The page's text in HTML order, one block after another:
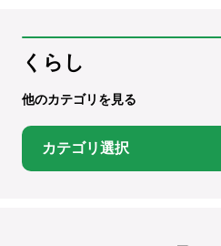
くらし
他のカテゴリを見る
カテゴリ選択